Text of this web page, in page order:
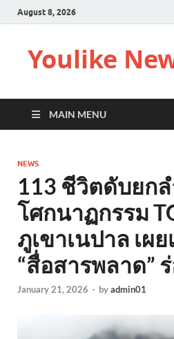
August 8, 2026
Youlike
MAIN MENU
NEWS
113 ชีวิตดับยก
โศกนาฏกรรม
ภูเขาเนปาล เผ
“สื่อสารพลาด”
January 21, 2026 - byadmin01